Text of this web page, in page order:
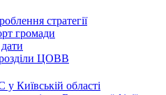
стратегії
громади
ЦОВВ
Київській області